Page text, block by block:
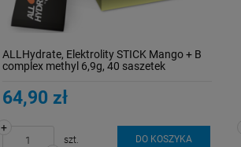
ALLHydrate, Elektrolity STICK Mango + B
complex methyl 6,9g, 40 saszetek
64,90 zł
+
szt. DO KOSZYKA